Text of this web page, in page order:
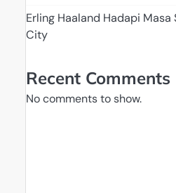
Erling Haaland Hadapi
City
Recent Comments
No comments to show.